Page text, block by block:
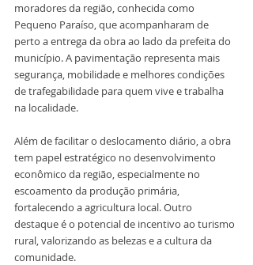
moradores da região, conhecida como
Pequeno Paraíso, que acompanharam de
perto a entrega da obra ao lado da prefeita do
município. A pavimentação representa mais
segurança, mobilidade e melhores condições
de trafegabilidade para quem vive e trabalha
na localidade.
Além de facilitar o deslocamento diário, a obra
tem papel estratégico no desenvolvimento
econômico da região, especialmente no
escoamento da produção primária,
fortalecendo a agricultura local. Outro
destaque é o potencial de incentivo ao turismo
rural, valorizando as belezas e a cultura da
comunidade.